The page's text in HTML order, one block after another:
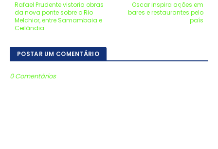
Oscar inspira ações em
bares e restaurantes pelo
país
Rafael Prudente vistoria obras
da nova ponte sobre o Rio
Melchior, entre Samambaia e
Ceilândia
POSTAR UM COMENTÁRIO
0 Comentários